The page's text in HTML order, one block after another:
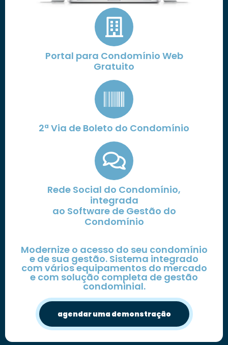
Portal para Condomínio Web
Gratuito
2ª Via de Boleto do Condomínio
Rede Social do Condomínio,
integrada
ao Software de Gestão do
Condomínio
Modernize o acesso do seu condomínio
e de sua gestão. Sistema integrado
com vários equipamentos do mercado
e com solução completa de gestão
condominial.
agendar uma demonstração